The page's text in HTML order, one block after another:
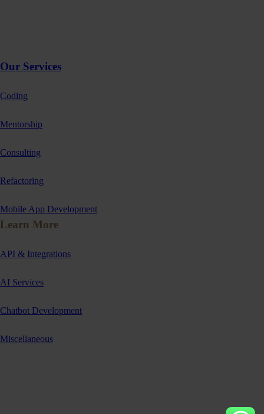
Our Services
Coding
Mentorship
Consulting
Refactoring
Mobile App Development
Learn More
API & Integrations
AI Services
Chatbot Development
Miscellaneous